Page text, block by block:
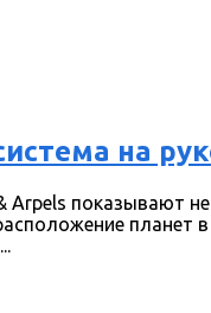
на
Arpels показывают
планет